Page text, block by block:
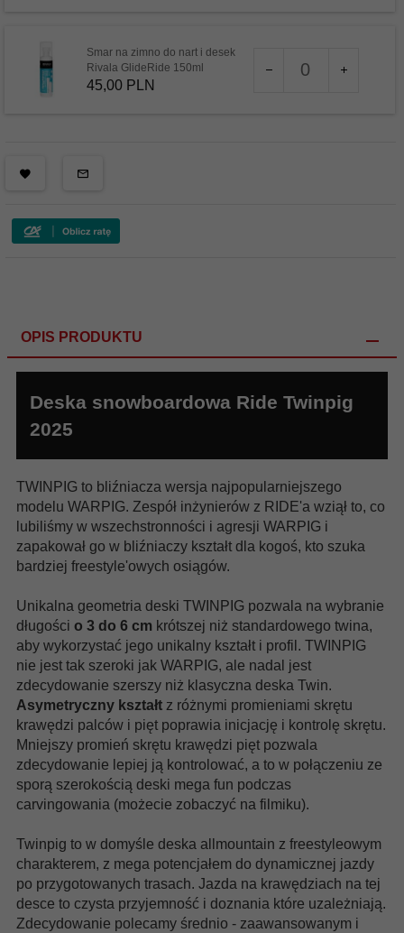
Smar na zimno do nart i desek
Rivala GlideRide 150ml
45,00 PLN
OPIS PRODUKTU
Deska snowboardowa Ride Twinpig
2025
TWINPIG to bliźniacza wersja najpopularniejszego
modelu WARPIG. Zespół inżynierów z RIDE'a wziął to, co
lubiliśmy w wszechstronności i agresji WARPIG i
zapakował go w bliźniaczy kształt dla kogoś, kto szuka
bardziej freestyle'owych osiągów.
Unikalna geometria deski TWINPIG pozwala na wybranie
długości o 3 do 6 cm krótszej niż standardowego twina,
aby wykorzystać jego unikalny kształt i profil. TWINPIG
nie jest tak szeroki jak WARPIG, ale nadal jest
zdecydowanie szerszy niż klasyczna deska Twin.
Asymetryczny kształt z różnymi promieniami skrętu
krawędzi palców i pięt poprawia inicjację i kontrolę skrętu.
Mniejszy promień skrętu krawędzi pięt pozwala
zdecydowanie lepiej ją kontrolować, a to w połączeniu ze
sporą szerokością deski mega fun podczas
carvingowania (możecie zobaczyć na filmiku).
Twinpig to w domyśle deska allmountain z freestyleowym
charakterem, z mega potencjałem do dynamicznej jazdy
po przygotowanych trasach. Jazda na krawędziach na tej
desce to czysta przyjemność i doznania które uzależniają.
Zdecydowanie polecamy średnio - zaawansowanym i